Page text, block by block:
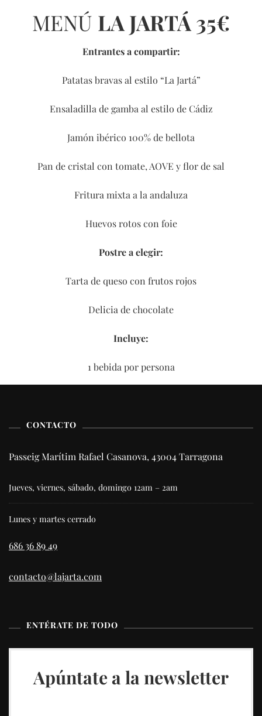
MENÚ LA JARTÁ 35€
Entrantes a compartir:
Patatas bravas al estilo “La Jartá”
Ensaladilla de gamba al estilo de Cádiz
Jamón ibérico 100% de bellota
Pan de cristal con tomate, AOVE y flor de sal
Fritura mixta a la andaluza
Huevos rotos con foie
Postre a elegir:
Tarta de queso con frutos rojos
Delicia de chocolate
Incluye:
1 bebida por persona
CONTACTO
Passeig Marítim Rafael Casanova, 43004 Tarragona
Jueves, viernes, sábado, domingo 12am – 2am
Lunes y martes cerrado
686 36 89 49
contacto@lajarta.com
ENTÉRATE DE TODO
Apúntate a la newsletter